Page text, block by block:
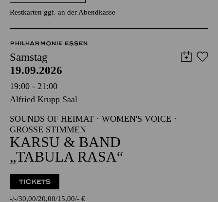
Restkarten ggf. an der Abendkasse
PHILHARMONIE ESSEN
Samstag
19.09.2026
19:00 - 21:00
Alfried Krupp Saal
SOUNDS OF HEIMAT · WOMEN'S VOICE ·
GROSSE STIMMEN
KARSU & BAND
„TABULA RASA“
TICKETS
- - 30,00 20,00 15,00 - €